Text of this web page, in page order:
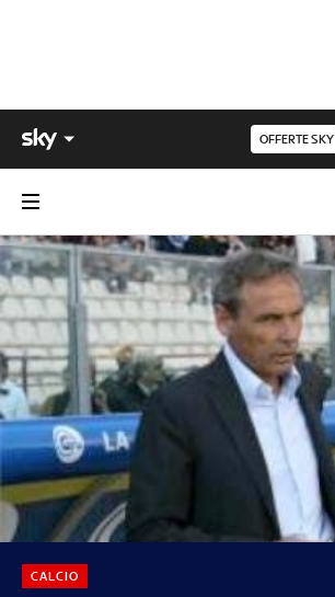
OFFERTE SKY
CALCIO